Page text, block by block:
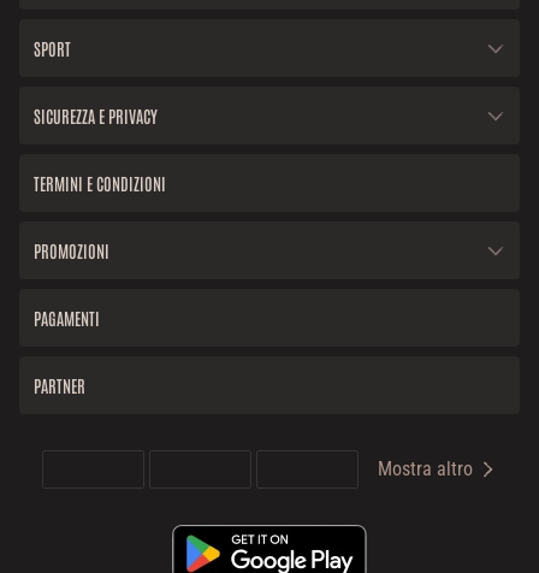
SPORT
SICUREZZA E PRIVACY
TERMINI E CONDIZIONI
PROMOZIONI
PAGAMENTI
PARTNER
Mostra altro